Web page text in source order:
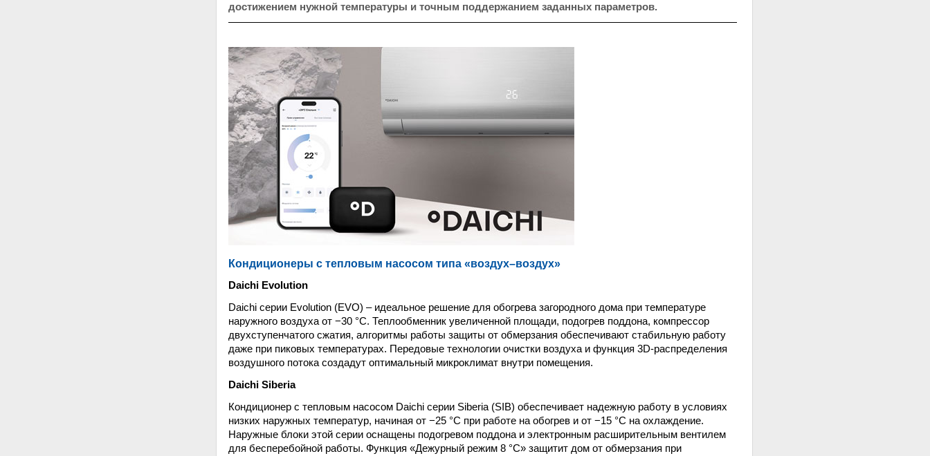
достижением нужной температуры и точным поддержанием заданных параметров.
Кондиционеры с тепловым насосом типа «воздух–воздух»
Daichi Evolution
Daichi серии Evolution (EVO) – идеальное решение для обогрева загородного дома при температуре
наружного воздуха от −30 °C. Теплообменник увеличенной площади, подогрев поддона, компрессор
двухступенчатого сжатия, алгоритмы работы защиты от обмерзания обес­печивают стабильную работу
даже при пиковых температурах. Передовые технологии очистки воздуха и функция 3D-распределения
воздушного потока создадут оптимальный микроклимат внутри помещения.
Daichi Siberia
Кондиционер с тепловым насосом Daichi серии Siberia (SIB) обеспечивает надежную работу в условиях
низких наружных температур, начиная от −25 °C при работе на обогрев и от −15 °C на охлаждение.
Наружные блоки этой серии оснащены подогревом поддона и электронным расширительным вентилем
для бесперебойной работы. Функция «Дежурный режим 8 °С» защитит дом от обмерзания при